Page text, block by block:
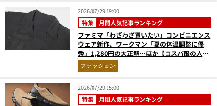
2026/07/29 19:00
特集 月間人気記事ランキング
ファミマ「わざわざ買いたい」コンビニエンス
ウェア新作、ワークマン「夏の体温調整に優
秀」1,280円の大正解…ほか【コスパ服の人気
記事ランキングベスト3】（2026年6月版）
ファッション
2026/07/29 15:00
特集 月間人気記事ランキング